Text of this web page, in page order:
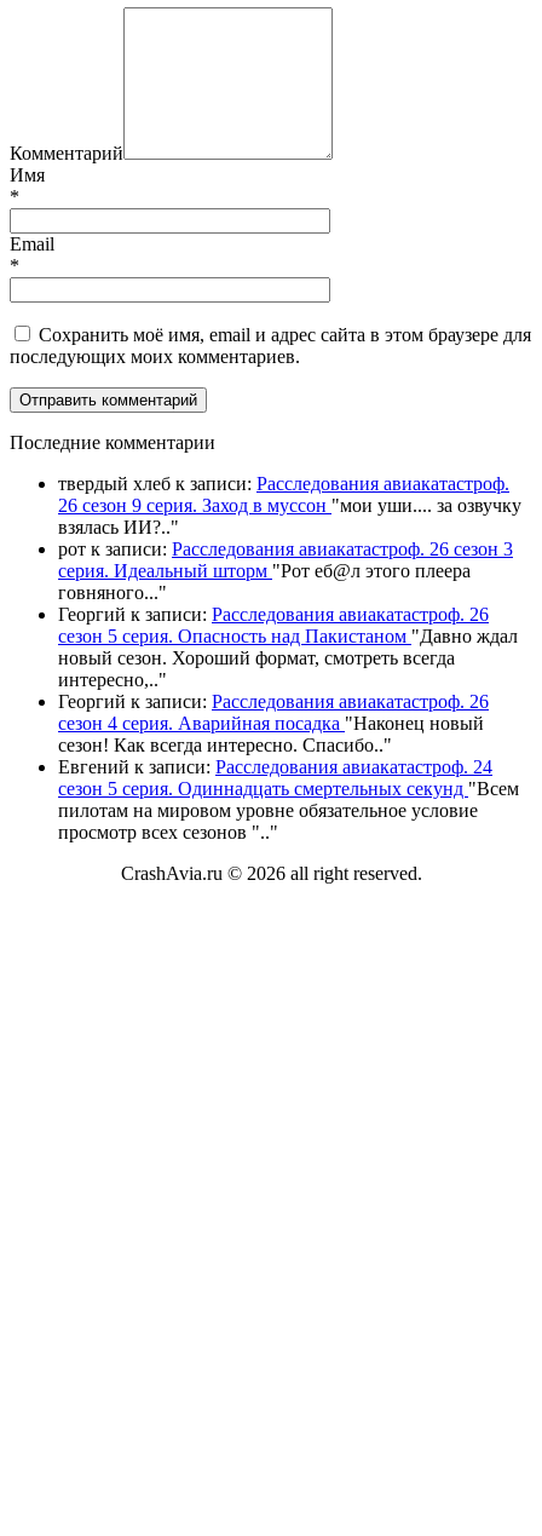
Комментарий
Имя
*
Email
*
Сохранить моё имя, email и адрес сайта в этом браузере для
последующих моих комментариев.
Последние комментарии
твердый хлеб к записи: Расследования авиакатастроф.
26 сезон 9 серия. Заход в муссон "мои уши.... за озвучку
взялась ИИ?.."
рот к записи: Расследования авиакатастроф. 26 сезон 3
серия. Идеальный шторм "Рот еб@л этого плеера
говняного..."
Георгий к записи: Расследования авиакатастроф. 26
сезон 5 серия. Опасность над Пакистаном "Давно ждал
новый сезон. Хороший формат, смотреть всегда
интересно,.."
Георгий к записи: Расследования авиакатастроф. 26
сезон 4 серия. Аварийная посадка "Наконец новый
сезон! Как всегда интересно. Спасибо.."
Евгений к записи: Расследования авиакатастроф. 24
сезон 5 серия. Одиннадцать смертельных секунд "Всем
пилотам на мировом уровне обязательное условие
просмотр всех сезонов ".."
CrashAvia.ru © 2026 all right reserved.